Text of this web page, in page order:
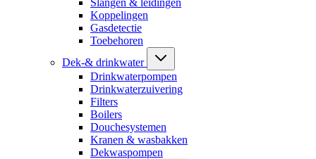
Slangen & leidingen
Koppelingen
Gasdetectie
Toebehoren
Dek-& drinkwater
Drinkwaterpompen
Drinkwaterzuivering
Filters
Boilers
Douchesystemen
Kranen & wasbakken
Dekwaspompen